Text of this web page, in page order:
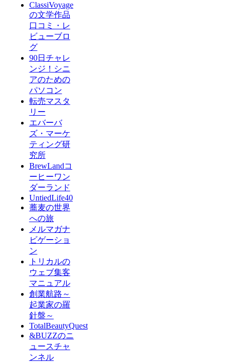
ClassiVoyage
の文学作品
口コミ・レ
ビューブロ
グ
90日チャレ
ンジ！シニ
アのための
パソコン
転売マスタ
リー
エバーバ
ズ・マーケ
ティング研
究所
BrewLandコ
ーヒーワン
ダーランド
UntiedLife40
蕎麦の世界
への旅
メルマガナ
ビゲーショ
ン
トリカルの
ウェブ集客
マニュアル
創業航路～
起業家の羅
針盤～
TotalBeautyQuest
&BUZZのニ
ュースチャ
ンネル